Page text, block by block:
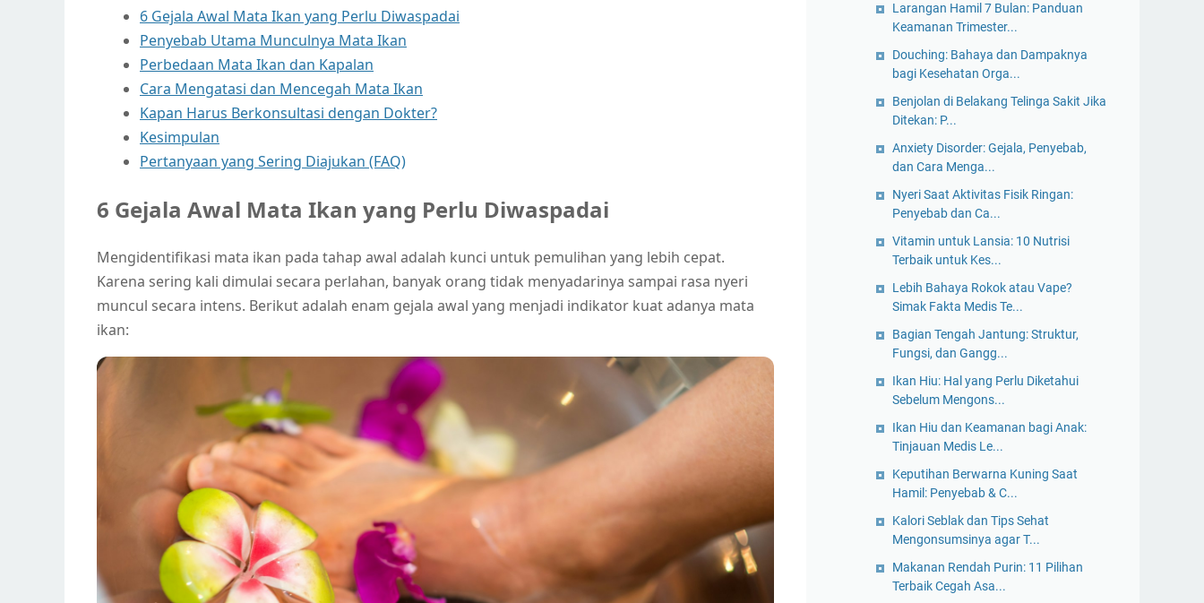
6 Gejala Awal Mata Ikan yang Perlu Diwaspadai
Penyebab Utama Munculnya Mata Ikan
Perbedaan Mata Ikan dan Kapalan
Cara Mengatasi dan Mencegah Mata Ikan
Kapan Harus Berkonsultasi dengan Dokter?
Kesimpulan
Pertanyaan yang Sering Diajukan (FAQ)
6 Gejala Awal Mata Ikan yang Perlu Diwaspadai
Mengidentifikasi mata ikan pada tahap awal adalah kunci untuk pemulihan yang lebih cepat.
Karena sering kali dimulai secara perlahan, banyak orang tidak menyadarinya sampai rasa nyeri
muncul secara intens. Berikut adalah enam gejala awal yang menjadi indikator kuat adanya mata
ikan:
Larangan Hamil 7 Bulan: Panduan
Keamanan Trimester...
Douching: Bahaya dan Dampaknya
bagi Kesehatan Orga...
Benjolan di Belakang Telinga Sakit Jika
Ditekan: P...
Anxiety Disorder: Gejala, Penyebab,
dan Cara Menga...
Nyeri Saat Aktivitas Fisik Ringan:
Penyebab dan Ca...
Vitamin untuk Lansia: 10 Nutrisi
Terbaik untuk Kes...
Lebih Bahaya Rokok atau Vape?
Simak Fakta Medis Te...
Bagian Tengah Jantung: Struktur,
Fungsi, dan Gangg...
Ikan Hiu: Hal yang Perlu Diketahui
Sebelum Mengons...
Ikan Hiu dan Keamanan bagi Anak:
Tinjauan Medis Le...
Keputihan Berwarna Kuning Saat
Hamil: Penyebab & C...
Kalori Seblak dan Tips Sehat
Mengonsumsinya agar T...
Makanan Rendah Purin: 11 Pilihan
Terbaik Cegah Asa...